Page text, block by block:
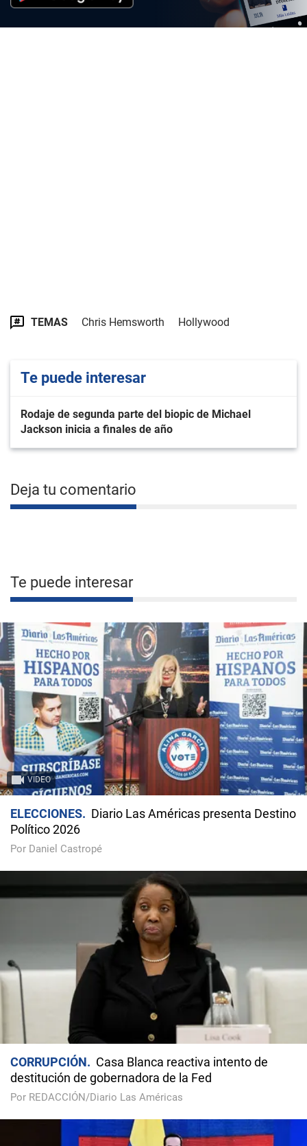
TEMAS Chris Hemsworth Hollywood
Te puede interesar
Rodaje de segunda parte del biopic de Michael
Jackson inicia a finales de año
Deja tu comentario
Te puede interesar
VIDEO
ELECCIONES
Diario Las Américas presenta Destino
Político 2026
Por Daniel Castropé
CORRUPCIÓN
Casa Blanca reactiva intento de
destitución de gobernadora de la Fed
Por REDACCIÓN/Diario Las Américas